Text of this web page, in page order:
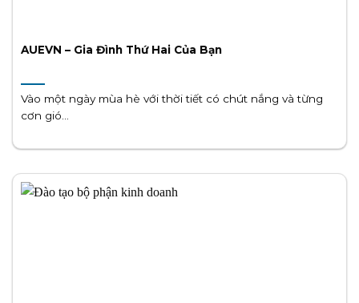
AUEVN – Gia Đình Thứ Hai Của Bạn
Vào một ngày mùa hè với thời tiết có chút nắng và từng
cơn gió...